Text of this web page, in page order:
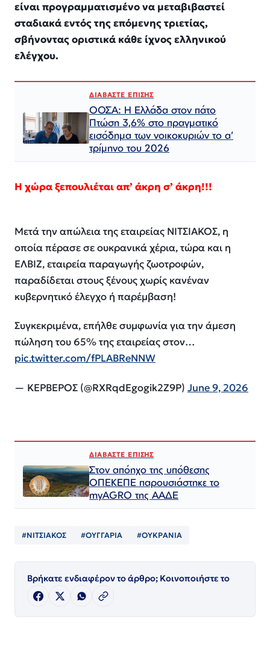
είναι προγραμματισμένο να μεταβιβαστεί
σταδιακά εντός της επόμενης τριετίας,
σβήνοντας οριστικά κάθε ίχνος ελληνικού
ελέγχου.
ΔΙΑΒΑΣΤΕ ΕΠΙΣΗΣ
ΟΟΣΑ: Η Ελλάδα στον πάτο
Πτώση 3,6% στο πραγματικό
εισόδημα των νοικοκυριών το α’
τρίμηνο του 2026
Η χώρα ξεπουλιέται απ’ άκρη σ’ άκρη!!!
Μετά την απώλεια της εταιρείας ΝΙΤΣΙΑΚΟΣ, η
οποία πέρασε σε ουκρανικά χέρια, τώρα και η
ΕΛΒΙΖ, εταιρεία παραγωγής ζωοτροφών,
παραδίδεται στους ξένους χωρίς κανέναν
κυβερνητικό έλεγχο ή παρέμβαση!
Συγκεκριμένα, επήλθε συμφωνία για την άμεση
πώληση του 65% της εταιρείας στον…
pic.twitter.com/fPLABReNNW
— ΚΕΡΒΕΡΟΣ (@RXRqdEgogik2Z9P) June 9, 2026
ΔΙΑΒΑΣΤΕ ΕΠΙΣΗΣ
Στον απόηχο της υπόθεσης
ΟΠΕΚΕΠΕ παρουσιάστηκε το
myAGRO της ΑΑΔΕ
#ΝΙΤΣΙΑΚΟΣ #ΟΥΓΓΑΡΙΑ #ΟΥΚΡΑΝΙΑ
Βρήκατε ενδιαφέρον το άρθρο; Κοινοποιήστε το